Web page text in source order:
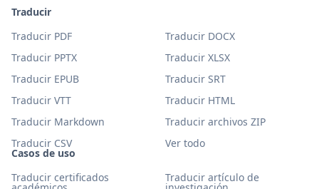
Casos de uso
Traducir certificados
Traducir artículo de
Traducir
Traducir PDF
Traducir DOCX
Traducir PPTX
Traducir XLSX
Traducir EPUB
Traducir SRT
Traducir VTT
Traducir HTML
Traducir Markdown
Traducir archivos ZIP
Traducir CSV
Ver todo